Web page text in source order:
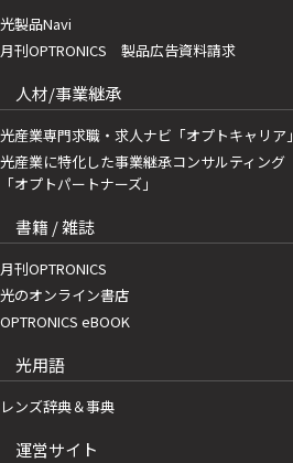
光製品Navi
月刊OPTRONICS 製品広告資料請求
人材/事業継承
光産業専門求職・求人ナビ「オプトキャリア」
光産業に特化した事業継承コンサルティング
「オプトパートナーズ」
書籍 / 雑誌
月刊OPTRONICS
光のオンライン書店
OPTRONICS eBOOK
光用語
レンズ辞典＆事典
運営サイト